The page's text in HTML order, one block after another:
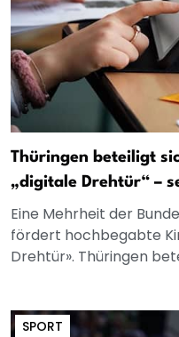
Thüringen beteiligt
„digitale Drehtür“ –
Eine Mehrheit der
fördert hochbegabte
Drehtür». Thüringen
SPORT